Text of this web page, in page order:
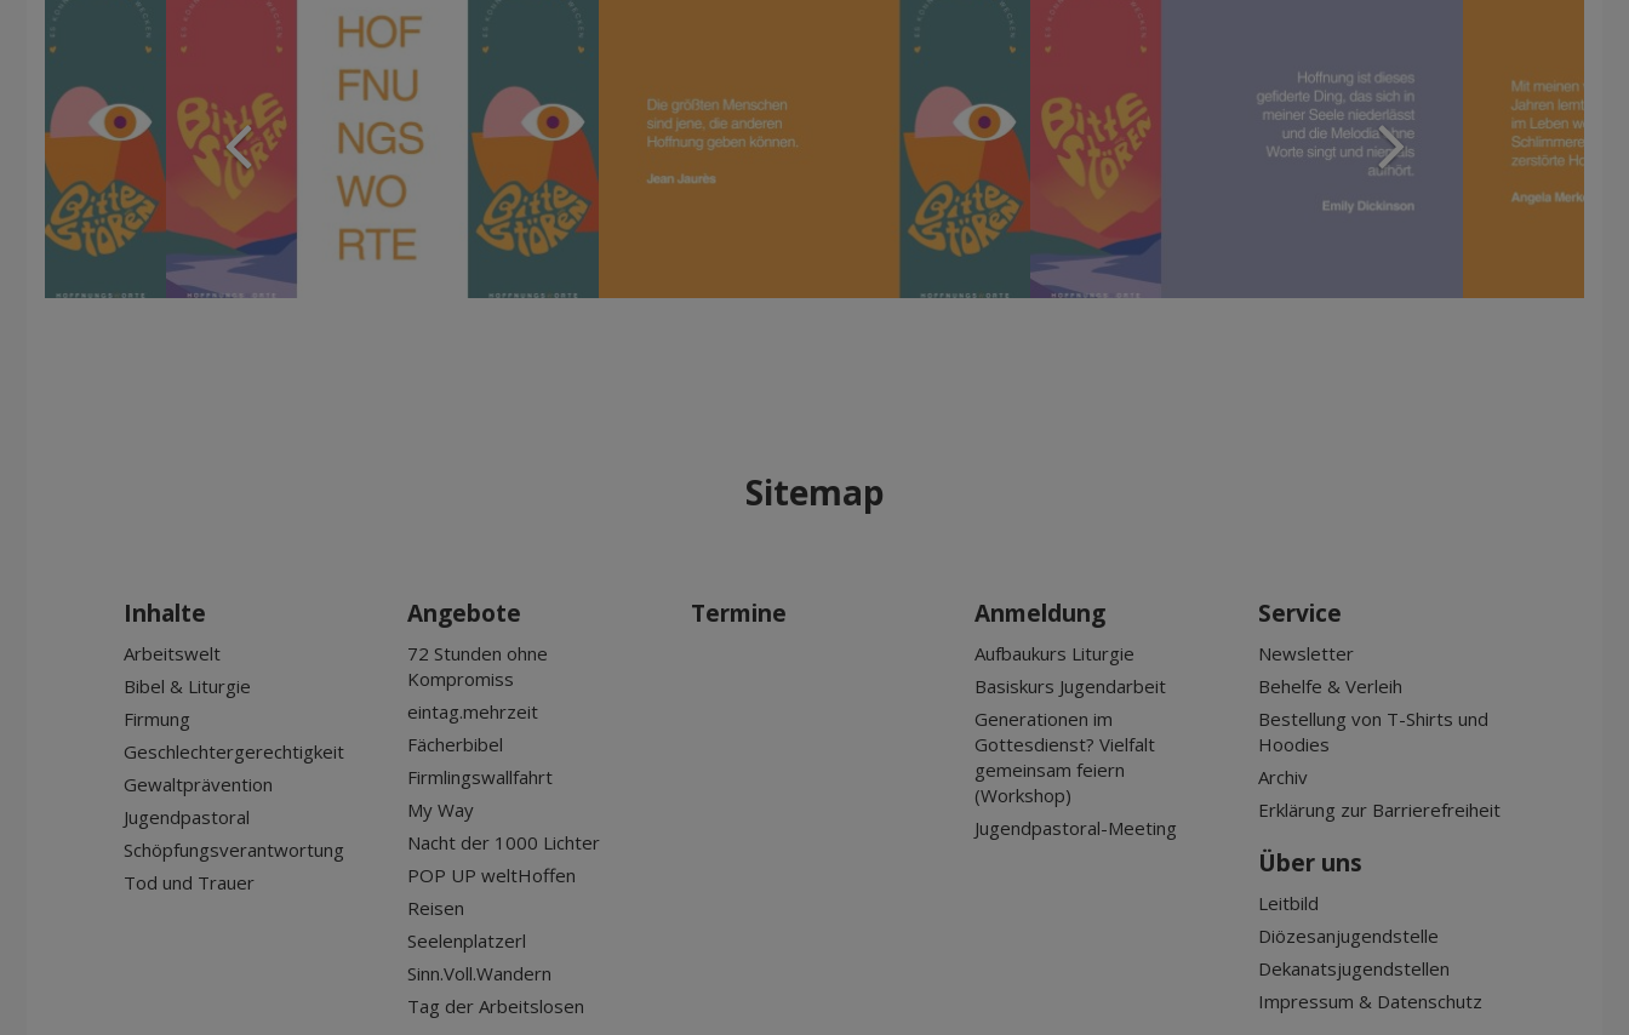
Sitemap
Inhalte
Arbeitswelt
Bibel & Liturgie
Firmung
Geschlechtergerechtigkeit
Gewaltprävention
Jugendpastoral
Schöpfungsverantwortung
Tod und Trauer
Angebote
72 Stunden ohne
Kompromiss
eintag.mehrzeit
Fächerbibel
Firmlingswallfahrt
My Way
Nacht der 1000 Lichter
POP UP weltHoffen
Reisen
Seelenplatzerl
Sinn.Voll.Wandern
Tag der Arbeitslosen
Termine Anmeldung
Aufbaukurs Liturgie
Basiskurs Jugendarbeit
Generationen im
Gottesdienst? Vielfalt
gemeinsam feiern
(Workshop)
Jugendpastoral-Meeting
Service
Newsletter
Behelfe & Verleih
Bestellung von T-Shirts und
Hoodies
Archiv
Erklärung zur Barrierefreiheit
Über uns
Leitbild
Diözesanjugendstelle
Dekanatsjugendstellen
Impressum & Datenschutz